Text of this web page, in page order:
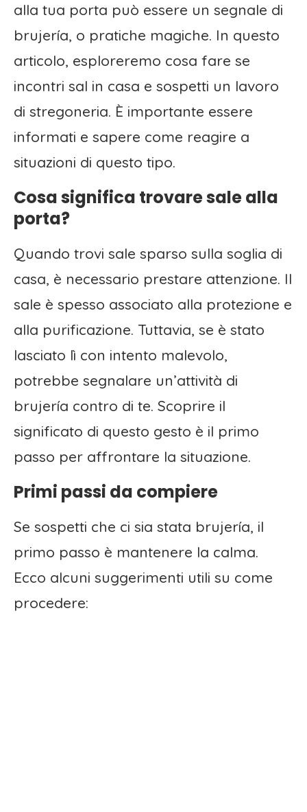
alla tua porta può essere un segnale di
brujería, o pratiche magiche. In questo
articolo, esploreremo cosa fare se
incontri sal in casa e sospetti un lavoro
di stregoneria. È importante essere
informati e sapere come reagire a
situazioni di questo tipo.
Cosa significa trovare sale alla
porta?
Quando trovi sale sparso sulla soglia di
casa, è necessario prestare attenzione. Il
sale è spesso associato alla protezione e
alla purificazione. Tuttavia, se è stato
lasciato lì con intento malevolo,
potrebbe segnalare un’attività di
brujería contro di te. Scoprire il
significato di questo gesto è il primo
passo per affrontare la situazione.
Primi passi da compiere
Se sospetti che ci sia stata brujería, il
primo passo è mantenere la calma.
Ecco alcuni suggerimenti utili su come
procedere: